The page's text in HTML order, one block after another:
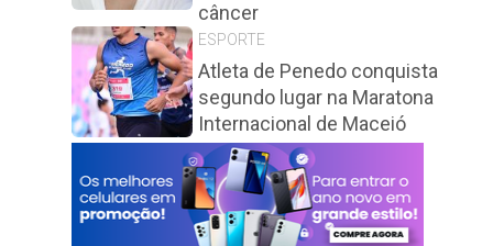
câncer
ESPORTE
Atleta de Penedo conquista
segundo lugar na Maratona
Internacional de Maceió